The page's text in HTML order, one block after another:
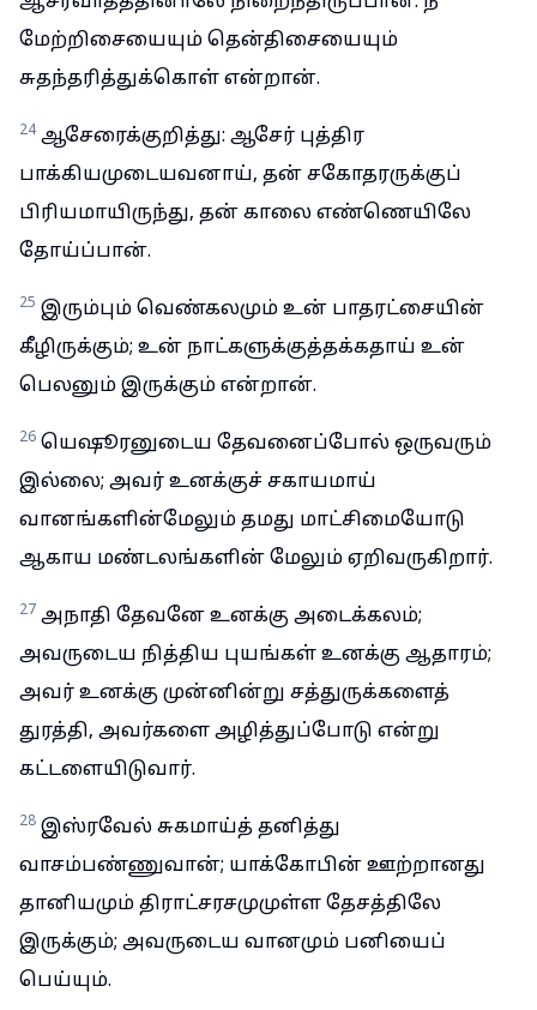
மேற்றிசையையும் தென்திசையையும்
சுதந்தரித்துக்கொள் என்றான்.
24 ஆசேரைக்குறித்து: ஆசேர் புத்திர
பாக்கியமுடையவனாய், தன் சகோதரருக்குப்
பிரியமாயிருந்து, தன் காலை எண்ணெயிலே
தோய்ப்பான்.
25 இரும்பும் வெண்கலமும் உன் பாதரட்சையின்
கீழிருக்கும்; உன் நாட்களுக்குத்தக்கதாய் உன்
பெலனும் இருக்கும் என்றான்.
26 யெஷூரனுடைய தேவனைப்போல் ஒருவரும்
இல்லை; அவர் உனக்குச் சகாயமாய்
வானங்களின்மேலும் தமது மாட்சிமையோடு
ஆகாய மண்டலங்களின் மேலும் ஏறிவருகிறார்.
27 அநாதி தேவனே உனக்கு அடைக்கலம்;
அவருடைய நித்திய புயங்கள் உனக்கு ஆதாரம்;
அவர் உனக்கு முன்னின்று சத்துருக்களைத்
துரத்தி, அவர்களை அழித்துப்போடு என்று
கட்டளையிடுவார்.
28 இஸ்ரவேல் சுகமாய்த் தனித்து
வாசம்பண்ணுவான்; யாக்கோபின் ஊற்றானது
தானியமும் திராட்சரசமுமுள்ள தேசத்திலே
இருக்கும்; அவருடைய வானமும் பனியைப்
பெய்யும்.